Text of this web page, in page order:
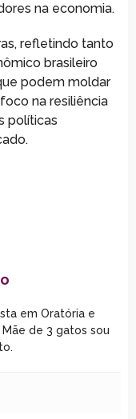
na economia.
refletindo tanto
brasileiro
podem moldar
na resiliência
políticas
em Oratória e
de 3 gatos sou